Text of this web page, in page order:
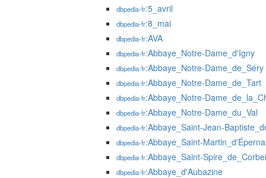
dbpedia-fr:5_avril
dbpedia-fr:8_mai
dbpedia-fr:AVA
dbpedia-fr:Abbaye_Notre-Dame_d'Igny
dbpedia-fr:Abbaye_Notre-Dame_de_Séry
dbpedia-fr:Abbaye_Notre-Dame_de_Tart
dbpedia-fr:Abbaye_Notre-
dbpedia-fr:Abbaye_Notre-Dame_du_Val
dbpedia-fr:Abbaye_Saint-Jean-
dbpedia-fr:Abbaye_Saint-
dbpedia-fr:Abbaye_Saint-
dbpedia-fr:Abbaye_d'Aubazine